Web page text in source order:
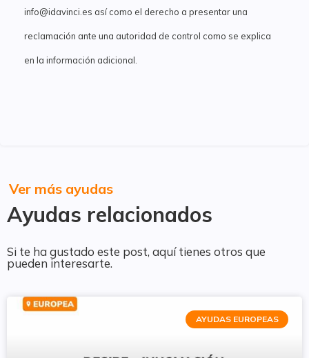
info@idavinci.es así como el derecho a presentar una
reclamación ante una autoridad de control como se explica
en la información adicional.
Ayudas relacionados
Ver más ayudas
Si te ha gustado este post, aquí tienes otros que
pueden interesarte.
AYUDAS EUROPEAS